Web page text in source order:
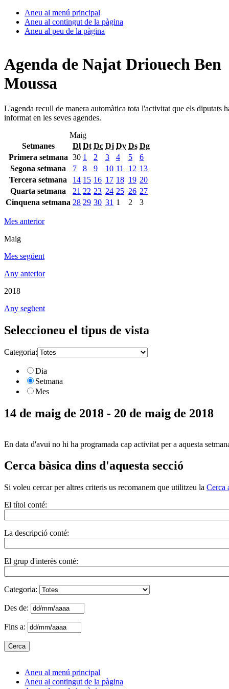
Aneu al menú principal
Aneu al contingut de la pàgina
Aneu al peu de la pàgina
Agenda de Najat Driouech Ben
Moussa
L'agenda recull de manera automàtica tota l'activitat que els diputats
informat en les seves agendes.
Maig
Setmanes
Dl Dt Dc Dj Dv Ds Dg
Primera setmana 30 1 2 3 4 5
6
Segona setmana
7 8 9 10 11 12 13
Tercera setmana
14 15 16 17 18 19 20
Quarta setmana
21 22 23 24 25 26 27
Cinquena setmana 28 29 30 31 1 2 3
Mes anterior
Maig
Mes següent
Any anterior
2018
Any següent
Seleccioneu el tipus de vista
Categoria:
Dia
Setmana
Mes
14 de maig de 2018 - 20 de maig de 2018
En data d'avui no hi ha programada cap activitat per a aquesta
Cerca bàsica dins d'aquesta secció
Si voleu cercar per altres criteris us recomanem que utilitzeu la Cerca
El títol conté:
La descripció conté:
El grup d'interès conté:
Categoria:
Des de:
Fins a:
Aneu al menú principal
Aneu al contingut de la pàgina